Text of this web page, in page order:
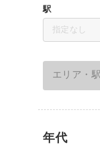
駅
指定なし
エリア・
年代